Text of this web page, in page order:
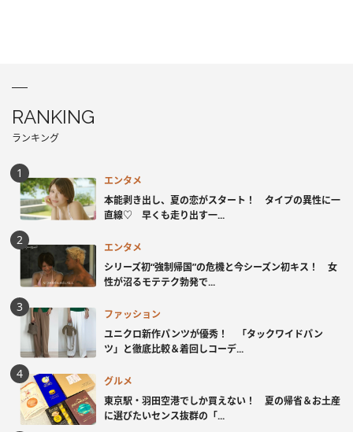
RANKING
ランキング
エンタメ
本能剥き出し、夏の恋がスタート！ タイプの異性に一
直線♡ 早くも走り出す一...
エンタメ
シリーズ初“強制帰国”の危機と今シーズン初キス！ 女
性が沼るモテテク勃発で...
ファッション
ユニクロ新作パンツが優秀！ 「タックワイドパン
ツ」と徹底比較＆着回しコーデ...
グルメ
東京駅・羽田空港でしか買えない！ 夏の帰省＆お土産
に選びたいセンス抜群の「...